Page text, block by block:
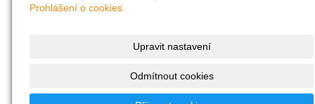
info@drogerienacestach.cz
286293602/0300
Prohlášení o cookies.
Upravit nastavení
Odmítnout cookies